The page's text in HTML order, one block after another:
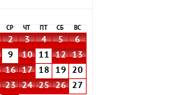
СР ЧТ СБ ВС
2 3 4 5
6
9 10 11 12
13
16 17 18 19
20
23 24 25 26
27